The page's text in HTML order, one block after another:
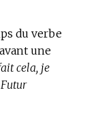
du verbe
une
cela, je
Futur